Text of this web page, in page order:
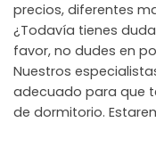
precios, diferentes
¿Todavía tienes
favor, no dudes en
Nuestros
adecuado para que
de dormitorio.